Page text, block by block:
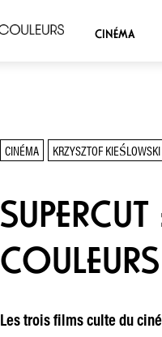
CINÉMA
CINÉMA KRZYSZTOF KIEŚLOWSKI
Les trois films culte du